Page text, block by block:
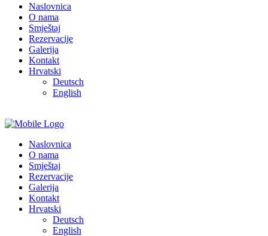
Naslovnica
O nama
Smještaj
Rezervacije
Galerija
Kontakt
Hrvatski
Deutsch
English
Naslovnica
O nama
Smještaj
Rezervacije
Galerija
Kontakt
Hrvatski
Deutsch
English